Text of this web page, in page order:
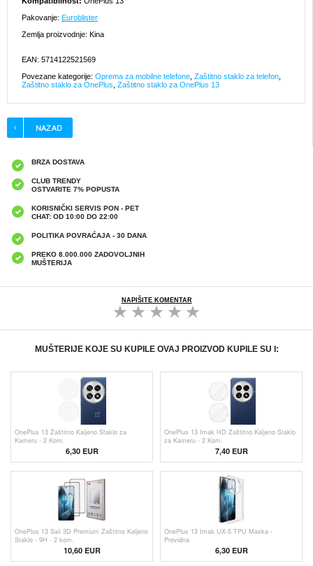
Pakovanje: Euroblister
Zemlja proizvodnje: Kina
EAN: 5714122521569
Povezane kategorije: Oprema za mobilne telefone Zaštitno staklo za telefon
Zaštitno staklo za OnePlus Zaštitno staklo za OnePlus 13
BRZA DOSTAVA
CLUB TRENDY
OSTVARITE 7% POPUSTA
KORISNIČKI SERVIS PON - PET
CHAT: OD 10:00 DO 22:00
POLITIKA POVRAĆAJA - 30 DANA
PREKO 8.000.000 ZADOVOLJNIH
MUŠTERIJA
NAPIŠITE KOMENTAR
MUŠTERIJE KOJE SU KUPILE OVAJ PROIZVOD KUPILE SU I:
OnePlus 13 Zaštitno Kaljeno Staklo za
Kameru - 2 Kom.
6,30EUR
OnePlus 13 Imak HD Zaštitno Kaljeno Staklo
za Kameru - 2 Kom.
7,40 EUR
OnePlus 13 Saii 3D Premium Zaštitno Kaljeno
Staklo - 9H - 2 kom.
10,60 EUR
OnePlus 13 Imak UX-5 TPU Maska -
Providna
6,30EUR